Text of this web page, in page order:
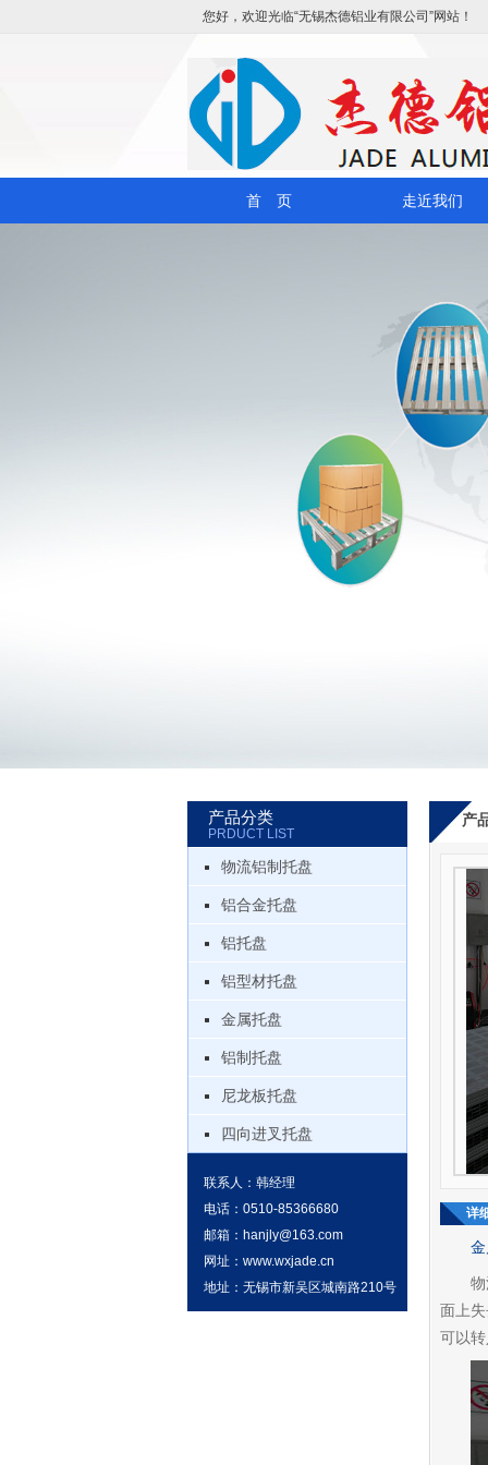
您好，欢迎光临“无锡杰德铝业有限公司”网站！
首 页 走近我们
产品分类
PRDUCT LIST
物流铝制托盘
铝合金托盘
铝托盘
铝型材托盘
金属托盘
铝制托盘
尼龙板托盘
四向进叉托盘
联系人：韩经理
电话：0510-85366680
邮箱： hanjly@163.com
网址： www.wxjade.cn
地址：无锡市新吴区城南路210号
产
详
面上
可以